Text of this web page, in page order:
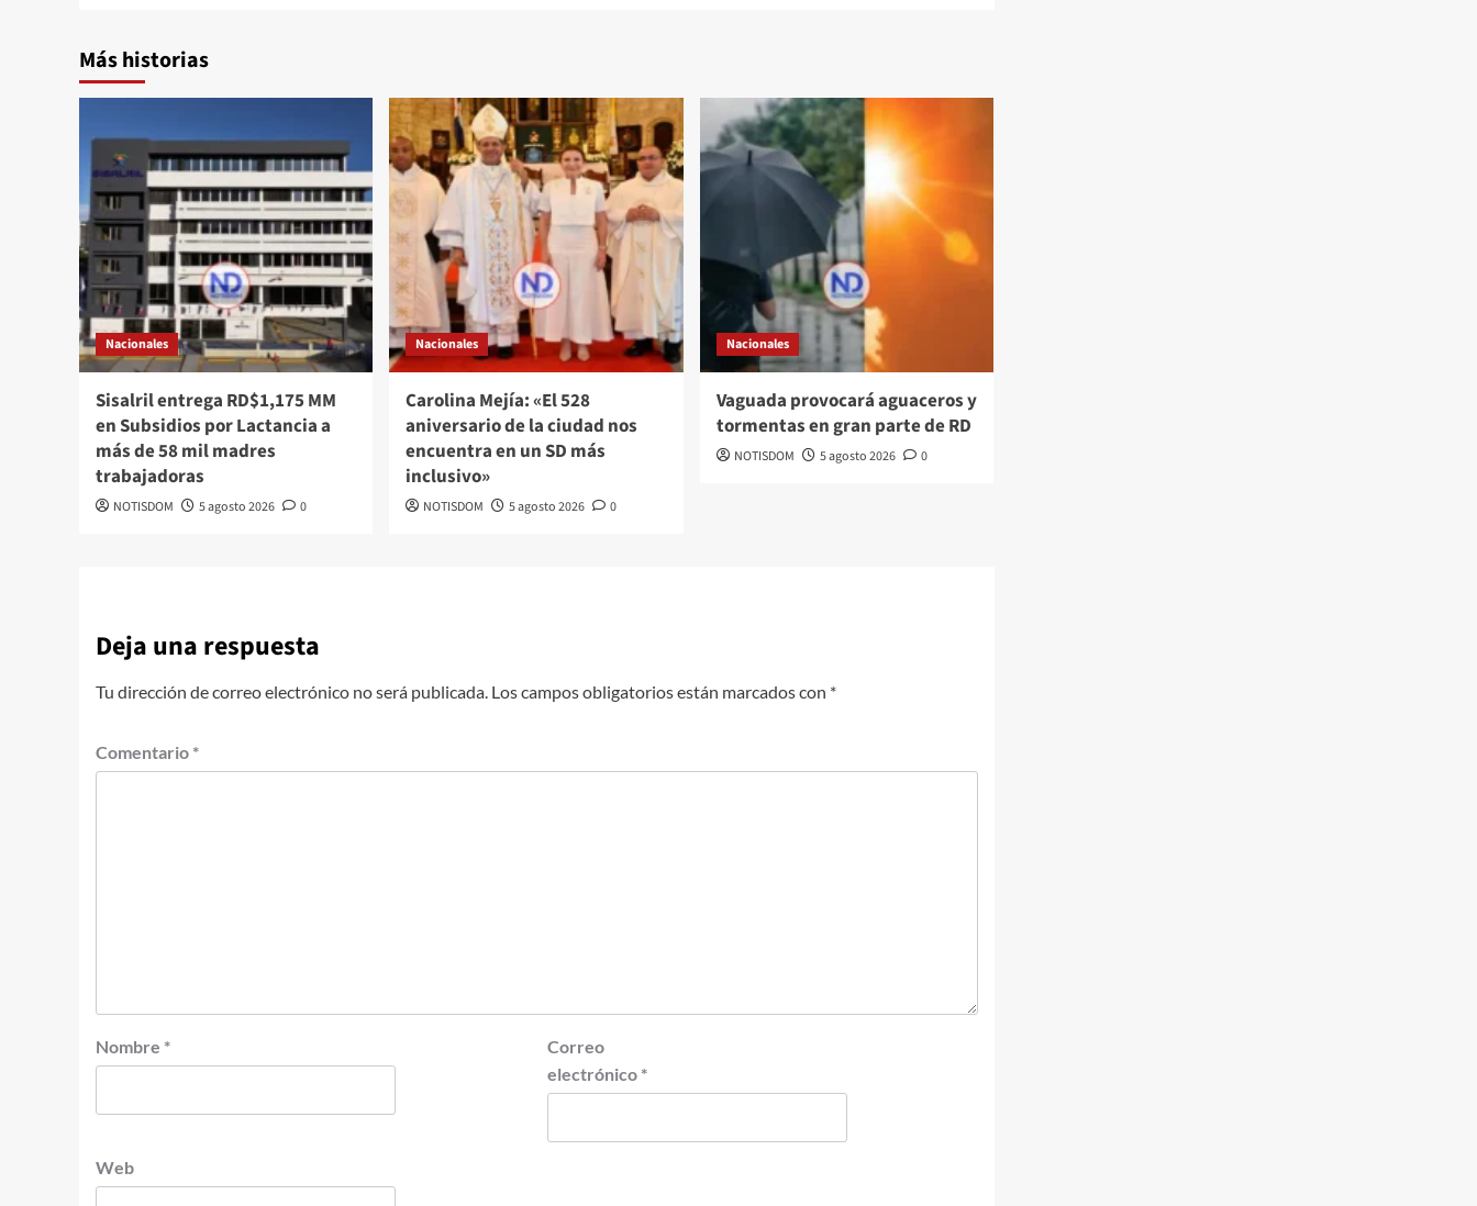
Más historias
Nacionales
Sisalril entrega RD$1,175 MM
en Subsidios por Lactancia a
más de 58 mil madres
trabajadoras
NOTISDOM 5 agosto 2026 0
Nacionales
Carolina Mejía: «El 528
aniversario de la ciudad nos
encuentra en un SD más
inclusivo»
NOTISDOM 5 agosto 2026 0
Nacionales
Vaguada provocará aguaceros y
tormentas en gran parte de RD
NOTISDOM 5 agosto 2026 0
Deja una respuesta
Tu dirección de correo electrónico no será publicada. Los campos obligatorios están marcados con *
Comentario *
Nombre *
Correo
electrónico *
Web